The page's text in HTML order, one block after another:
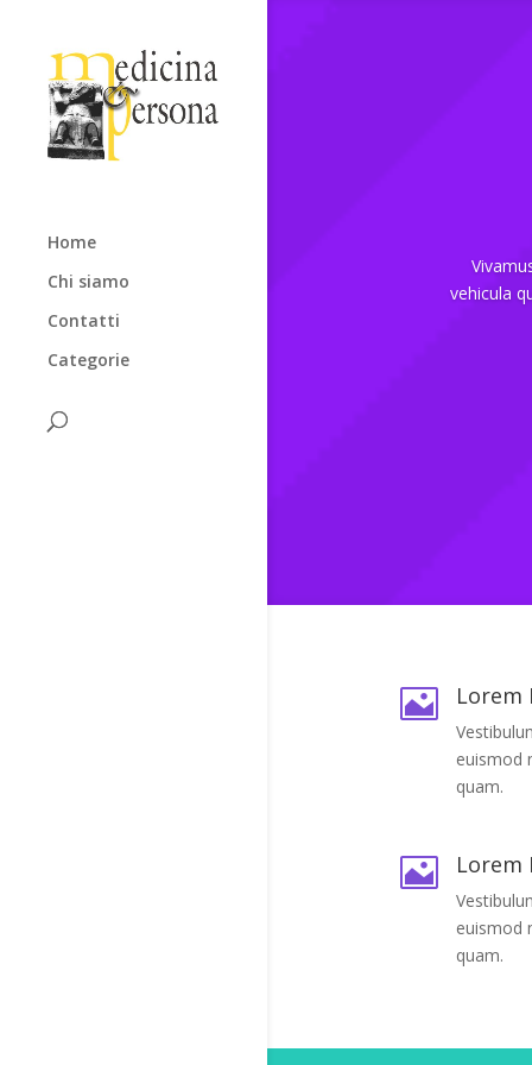
Home
Chi siamo
Contatti
Categorie
vehicula
 Lorem
euismod
quam.
 Lorem
euismod
quam.